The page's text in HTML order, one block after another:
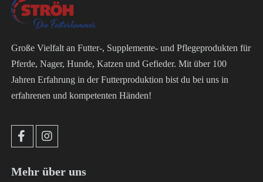
Große Vielfalt an Futter-, Supplemente- und Pflegeprodukten für
Pferde, Nager, Hunde, Katzen und Gefieder. Mit über 100
Jahren Erfahrung in der Futterproduktion bist du bei uns in
erfahrenen und kompetenten Händen!
Mehr über uns